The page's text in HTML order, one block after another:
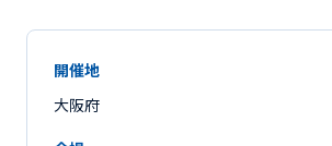
開催地
大阪府